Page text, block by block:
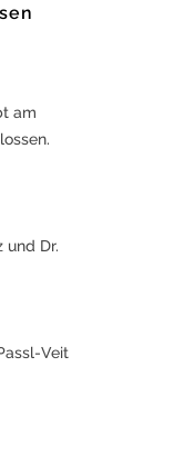
am
und Dr.
Veit